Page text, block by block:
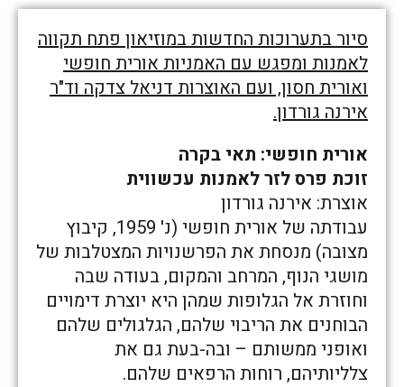
סיור בתערוכות החדשות במוזיאון פתח תקווה
לאמנות ומפגש עם האמניות אורית חופשי
ואורית חסון, ועם האוצרות דניאל צדקה וד"ר
אירנה גורדון.
אורית חופשי: תאי בקרה
זוכת פרס לזר לאמנות עכשווית
אוצרת: אירנה גורדון
עבודתה של אורית חופשי (נ' 1959, קיבוץ
מצובה) מנסחת את הפרשנויות המצטלבות של
מושגי הנוף, המרחב והמקום, בעודה שבה
וחוזרת אל הגלופות שמהן היא יוצרת דימויים
הבוחנים את הריבוי שלהם, הגלגולים שלהם
ואופני ממשותם – ובה-בעת גם את
צלליותיהם, רוחות הרפאים שלהם.